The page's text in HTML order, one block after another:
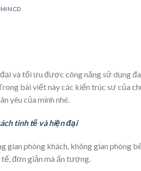
và tối ưu được công năng sử dụng
bài viết này các kiến trúc sư của
yêu của mình nhé.
tinh tế và hiện đại
phòng khách, không gian phòng
đơn giản mà ấn tượng.